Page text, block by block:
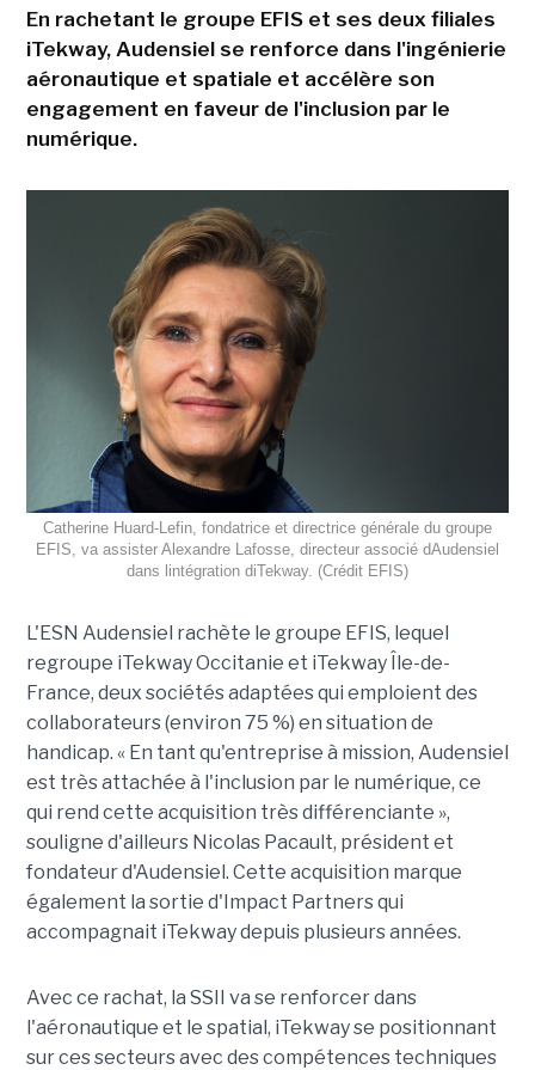
En rachetant le groupe EFIS et ses deux filiales
iTekway, Audensiel se renforce dans l'ingénierie
aéronautique et spatiale et accélère son
engagement en faveur de l'inclusion par le
numérique.
Catherine Huard-Lefin, fondatrice et directrice générale du groupe
EFIS, va assister Alexandre Lafosse, directeur associé dAudensiel
dans lintégration diTekway. (Crédit EFIS)
L'ESN Audensiel rachète le groupe EFIS, lequel
regroupe iTekway Occitanie et iTekway Île-de-
France, deux sociétés adaptées qui emploient des
collaborateurs (environ 75 %) en situation de
handicap. « En tant qu'entreprise à mission, Audensiel
est très attachée à l'inclusion par le numérique, ce
qui rend cette acquisition très différenciante »,
souligne d'ailleurs Nicolas Pacault, président et
fondateur d'Audensiel. Cette acquisition marque
également la sortie d'Impact Partners qui
accompagnait iTekway depuis plusieurs années.
Avec ce rachat, la SSII va se renforcer dans
l'aéronautique et le spatial, iTekway se positionnant
sur ces secteurs avec des compétences techniques